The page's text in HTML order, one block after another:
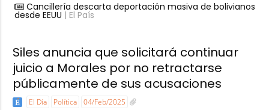
Cancillería descarta deportación masiva de bolivianos
desde EEUU | El País
Siles anuncia que solicitará continuar
juicio a Morales por no retractarse
públicamente de sus acusaciones
El Día Política 04/Feb/2025